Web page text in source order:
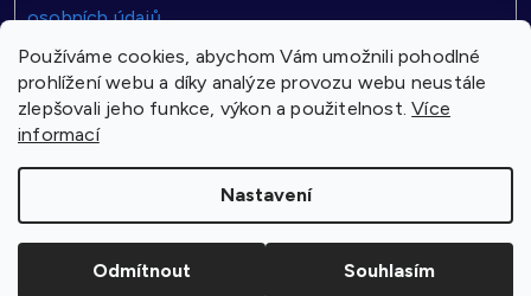
Používáme cookies, abychom Vám umožnili pohodlné
prohlížení webu a díky analýze provozu webu neustále
zlepšovali jeho funkce, výkon a použitelnost.Více
informací
Nastavení
Odmítnout Souhlasím
osobních údajů
PŘIHLÁSIT SE
Vytvořil Shoptet
Copyright 2026Pasparta . Všechna práva vyhrazena.